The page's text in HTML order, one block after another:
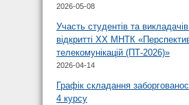
2026-05-08
Участь студентів та
відкритті XX МНТК
телекомунікацій (ПТ-2026)»
2026-04-14
Графік складання
4 курсу